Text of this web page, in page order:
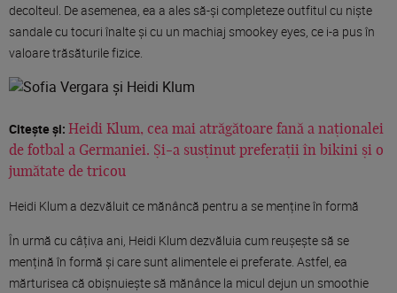
decolteul. De asemenea, ea a ales să-și completeze outfitul cu niște
sandale cu tocuri înalte și cu un machiaj smookey eyes, ce i-a pus în
valoare trăsăturile fizice.
Citește și: Heidi Klum, cea mai atrăgătoare fană a naționalei
de fotbal a Germaniei. Și-a susținut preferații în bikini și o
jumătate de tricou
Heidi Klum a dezvăluit ce mănâncă pentru a se menține în formă
În urmă cu câțiva ani, Heidi Klum dezvăluia cum reușește să se
mențină în formă și care sunt alimentele ei preferate. Astfel, ea
mărturisea că obișnuiește să mănânce la micul dejun un smoothie